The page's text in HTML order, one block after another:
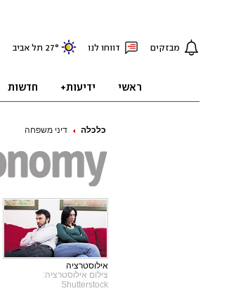
כלכלה דיני משפחה
אילוסטרציה
צילום אילוסטרציה:
Shutterstock